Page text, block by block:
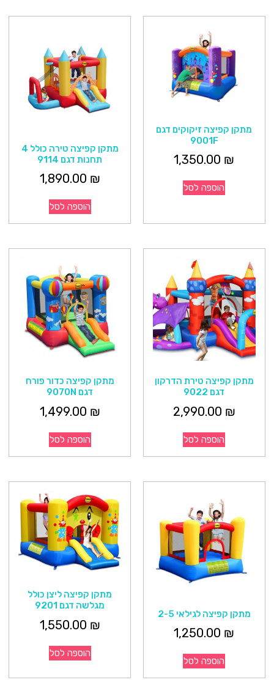
מתקן קפיצה זיקוקים דגם
9001F
1,350.00 ₪
הוספה לסל
מתקן קפיצה טירה כולל 4
תחנות דגם 9114
1,890.00 ₪
הוספה לסל
מתקן קפיצה טירת הדרקון
דגם 9022
2,990.00 ₪
הוספה לסל
מתקן קפיצה כדור פורח
דגם 9070N
1,499.00 ₪
הוספה לסל
מתקן קפיצה לגילאי 2-5
1,250.00 ₪
הוספה לסל
מתקן קפיצה ליצן כולל
מגלשה דגם 9201
1,550.00 ₪
הוספה לסל